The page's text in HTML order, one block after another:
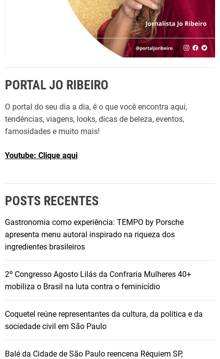
PORTAL JO RIBEIRO
O portal do seu dia a dia, é o que você encontra aqui,
tendências, viagens, looks, dicas de beleza, eventos,
famosidades e muito mais!
Youtube: Clique aqui
POSTS RECENTES
Gastronomia como experiência: TEMPO by Porsche
apresenta menu autoral inspirado na riqueza dos
ingredientes brasileiros
2º Congresso Agosto Lilás da Confraria Mulheres 40+
mobiliza o Brasil na luta contra o feminicídio
Coquetel reúne representantes da cultura, da política e da
sociedade civil em São Paulo
Balé da Cidade de São Paulo reencena Réquiem SP,